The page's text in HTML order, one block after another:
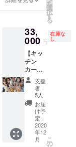
い ＊週
間スケ
ジュー
ルを
メール
でお送
り致し
ますの
で、好
きな場
所の時
にご参
加くだ
さい。
＊有効
りと現
れて飲
んでる
だけで
もOKで
す笑 ＊
ピザ食
べ放題
＆ドリ
ンク飲
み放題
(ご本人
のみ) ＊
オー
ナー様
にもお
使い頂
す。ア
ツアツ
ピザで
盛り上
がる事
間違い
なし！
＊美味
しいピ
ザ４
枚・ソ
ムリエ
サービ
ス・ゴ
ミ処
を
選
択
す
る
33,
000 円
在庫な
し
【キッ
チン
カー呼
び寄せ
コー
ス】プ
ライ
ベート
BBQに
キッチ
ンカー
を呼べ
支援
者：
5人
お届
け予
定：
2020
年12
月
こ
の